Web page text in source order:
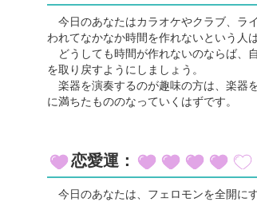
今日のあなたはカラオケやクラブ、ラ
われてなかなか時間を作れないという人
どうしても時間が作れないのならば、
を取り戻すようにしましょう。
楽器を演奏するのが趣味の方は、楽器
に満ちたもののなっていくはずです。
恋愛運：
今日のあなたは、フェロモンを全開に